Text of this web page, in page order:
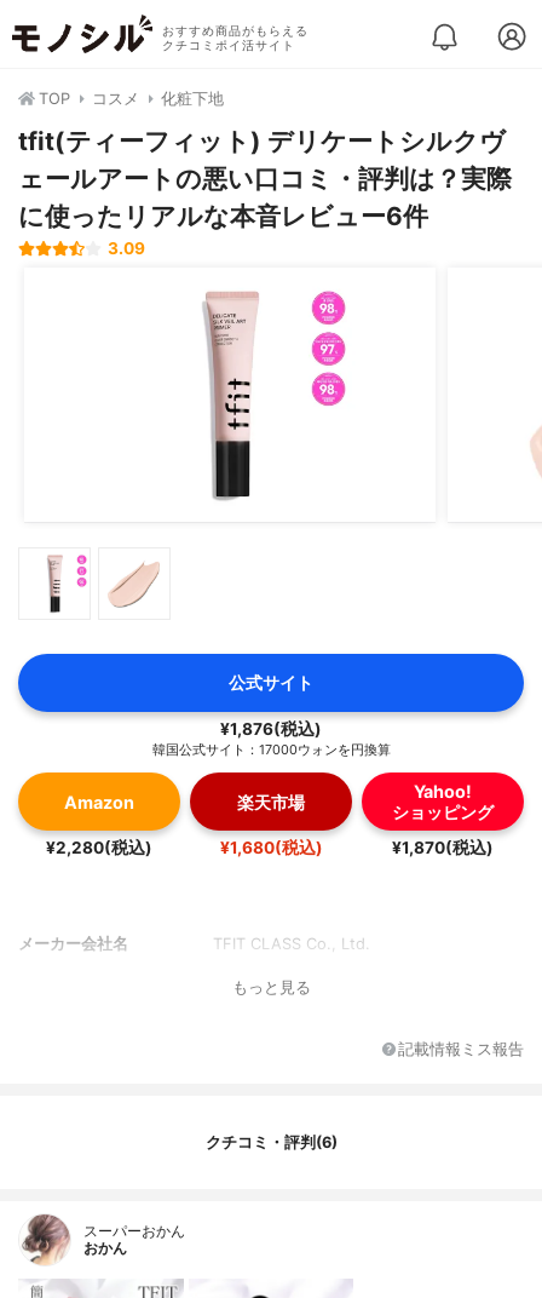
おすすめ商品がもらえる
クチコミポイ活サイト
TOP コスメ 化粧下地
tfit(ティーフィット) デリケートシルクヴ
ェールアートの悪い口コミ・評判は？実際
に使ったリアルな本音レビュー6件
3.09
公式サイト
¥1,876(税込)
韓国公式サイト：17000ウォンを円換算
Amazon
¥2,280(税込)
楽天市場
¥1,680(税込)
Yahoo!
ショッピング
¥1,870(税込)
メーカー会社名 TFIT CLASS Co., Ltd.
もっと見る
記載情報ミス報告
クチコミ・評判(6)
スーパーおかん
おかん